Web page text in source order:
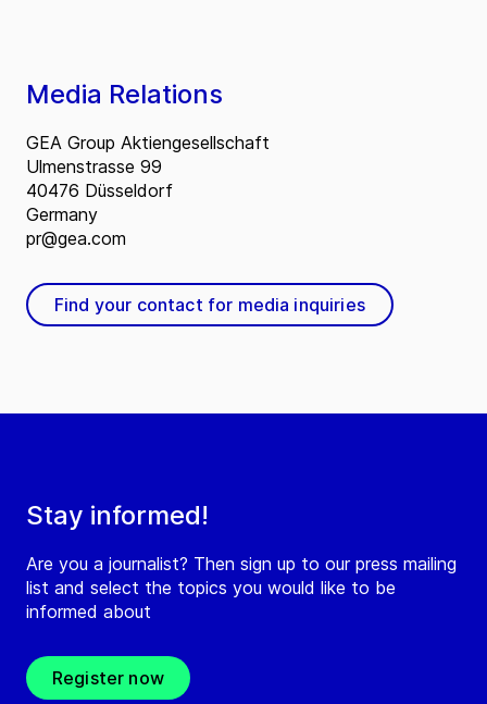
Stay informed!
Are you a journalist? Then sign up to our press mailing
list and select the topics you would like to be
informed about
Register now
Media Relations
GEA Group Aktiengesellschaft
Ulmenstrasse 99
40476 Düsseldorf
Germany
pr@gea.com
Find your contact for media inquiries